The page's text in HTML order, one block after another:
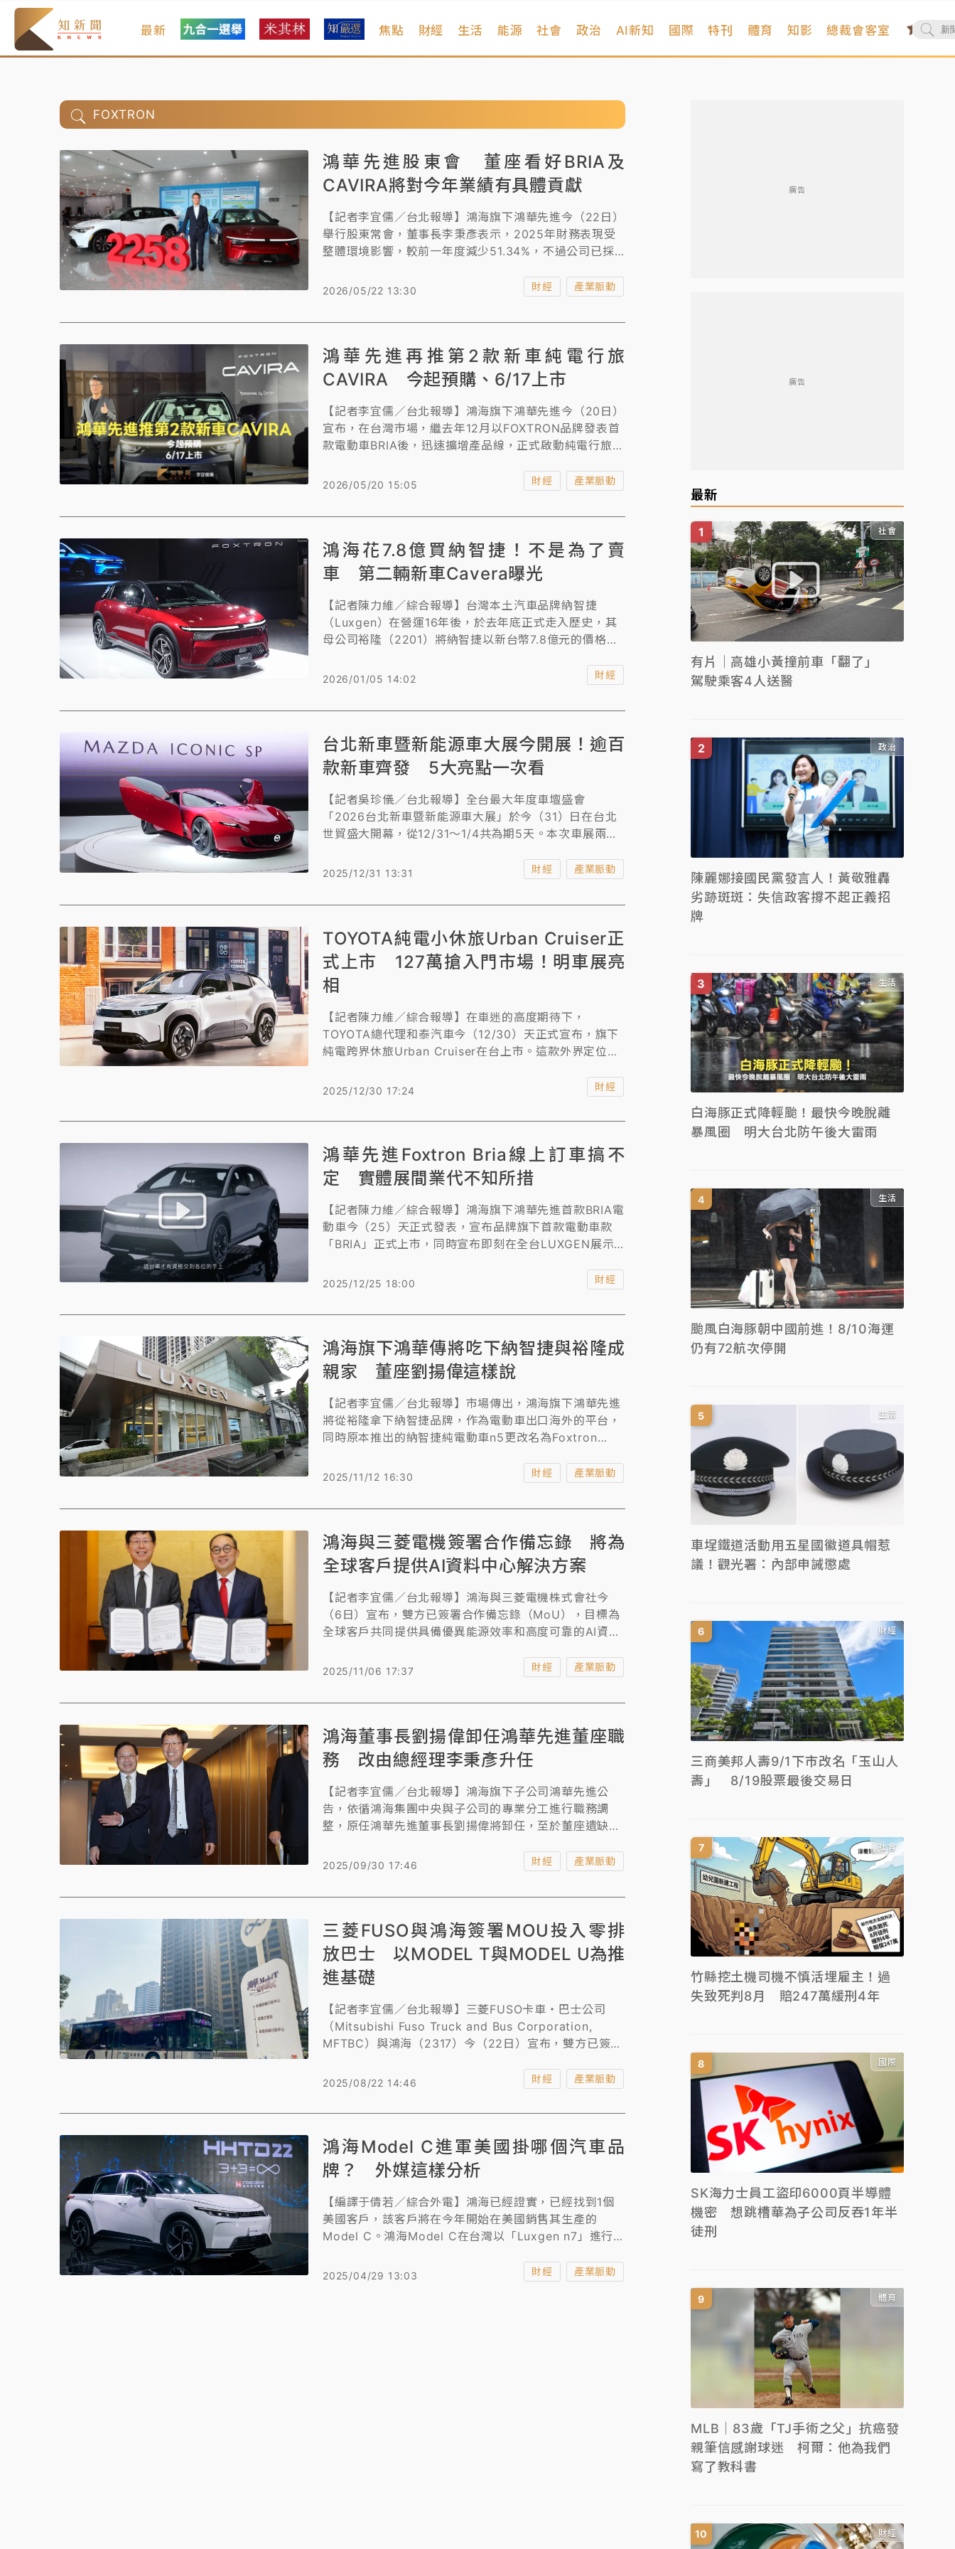
最新 焦點 財經 生活 能源 社會 政治 AI新知 國際 特刊 體育 知影 總裁會客室
FOXTRON
鴻華先進股東會 董座看好BRIA及
CAVIRA將對今年業績有具體貢獻
【記者李宜儒／台北報導】鴻海旗下鴻華先進今（22日）
舉行股東常會，董事長李秉彥表示，2025年財務表現受
整體環境影響，較前一年度減少51.34%，不過公司已採
付，將對公司營收形成助益。
2026/05/22 13:30 財經 產業脈動
鴻華先進再推第2款新車純電行旅
CAVIRA 今起預購、6/17上市
【記者李宜儒／台北報導】鴻海旗下鴻華先進今（20日）
宣布，在台灣市場，繼去年12月以FOXTRON品牌發表首
款電動車BRIA後，迅速擴增產品線，正式啟動純電行旅
費者可透過FOXTRON官網或全國18個展示中心進行預
2026/05/20 15:05 財經 產業脈動
鴻海花7.8億買納智捷！不是為了賣
車 第二輛新車Cavera曝光
【記者陳力維／綜合報導】台灣本土汽車品牌納智捷
（Luxgen）在營運16年後，於去年底正式走入歷史，其
母公司裕隆（2201）將納智捷以新台幣7.8億元的價格，
（Foxtron，2258）。外界指出，鴻海的這一策略「不是
Google推出Pixel手機的模式，旨在「展示一個完美的代
重大，是「一站式Show出造車能力與市場驗證」。
2026/01/05 14:02 財經
台北新車暨新能源車大展今開展！逾百
款新車齊發 5大亮點一次看
【記者吳珍儀／台北報導】全台最大年度車壇盛會
「2026台北新車暨新能源車大展」於今（31）日在台北
世貿盛大開幕，從12/31～1/4共為期5天。本次車展兩年
級汽機車品牌、超過100台新車重磅登場，希望聚焦政策
刺激民眾買氣。
2025/12/31 13:31 財經 產業脈動
TOYOTA純電小休旅Urban Cruiser正
式上市 127萬搶入門市場！明車展亮
相
【記者陳力維／綜合報導】在車迷的高度期待下，
TOYOTA總代理和泰汽車今（12/30）天正式宣布，旗下
純電跨界休旅Urban Cruiser在台上市。這款外界定位為
後的又一純電車款，以127萬元售價搶攻入門電動車市
2025/12/30 17:24 財經
鴻華先進Foxtron Bria線上訂車搞不
定 實體展間業代不知所措
【記者陳力維／綜合報導】鴻海旗下鴻華先進首款BRIA電
動車今（25）天正式發表，宣布品牌旗下首款電動車款
「BRIA」正式上市，同時宣布即刻在全台LUXGEN展示
線上訂車「沒搞定」，今天到實體展間賞車、訂車的人發
排？出現展間人員遲遲搞不清楚的窘境。
2025/12/25 18:00 財經
鴻海旗下鴻華傳將吃下納智捷與裕隆成
親家 董座劉揚偉這樣說
【記者李宜儒／台北報導】市場傳出，鴻海旗下鴻華先進
將從裕隆拿下納智捷品牌，作為電動車出口海外的平台，
同時原本推出的納智捷純電動車n5更改名為Foxtron
當的不錯，市場反應也非常好，如何把好的產品擴大銷售
都是一致的，所以朝這個方向去思考，他們最後可能會談
市場能夠持續擴大。
2025/11/12 16:30 財經 產業脈動
鴻海與三菱電機簽署合作備忘錄 將為
全球客戶提供AI資料中心解決方案
【記者李宜儒／台北報導】鴻海與三菱電機株式會社今
（6日）宣布，雙方已簽署合作備忘錄（MoU），目標為
全球客戶共同提供具備優異能源效率和高度可靠的AI資料
的專業知識和資源網絡，進行全面合作。這也是鴻海跟三
2025/11/06 17:37 財經 產業脈動
鴻海董事長劉揚偉卸任鴻華先進董座職
務 改由總經理李秉彥升任
【記者李宜儒／台北報導】鴻海旗下子公司鴻華先進公
告，依循鴻海集團中央與子公司的專業分工進行職務調
整，原任鴻華先進董事長劉揚偉將卸任，至於董座遺缺則
升任。
2025/09/30 17:46 財經 產業脈動
三菱FUSO與鴻海簽署MOU投入零排
放巴士 以MODEL T與MODEL U為推
進基礎
【記者李宜儒／台北報導】三菱FUSO卡車・巴士公司
（Mitsubishi Fuso Truck and Bus Corporation,
MFTBC）與鴻海（2317）今（22日）宣布，雙方已簽署
Emission Buses, ZEV）領域的戰略合作，加速日本商用
局。
2025/08/22 14:46 財經 產業脈動
鴻海Model C進軍美國掛哪個汽車品
牌？ 外媒這樣分析
【編譯于倩若／綜合外電】鴻海已經證實，已經找到1個
美國客戶，該客戶將在今年開始在美國銷售其生產的
Model C。鴻海Model C在台灣以「Luxgen n7」進行銷
2025/04/29 13:03 財經 產業脈動
廣告
廣告
最新
社會
有片｜高雄小黃撞前車「翻了」
駕駛乘客4人送醫
政治
陳麗娜接國民黨發言人！黃敬雅轟
劣跡斑斑：失信政客撐不起正義招
牌
生活
白海豚正式降輕颱！最快今晚脫離
暴風圈 明大台北防午後大雷雨
生活
颱風白海豚朝中國前進！8/10海運
仍有72航次停開
生活
車埕鐵道活動用五星國徽道具帽惹
議！觀光署：內部申誡懲處
財經
三商美邦人壽9/1下市改名「玉山人
壽」 8/19股票最後交易日
社會
竹縣挖土機司機不慎活埋雇主！過
失致死判8月 賠247萬緩刑4年
國際
SK海力士員工盜印6000頁半導體
機密 想跳槽華為子公司反吞1年半
徒刑
體育
MLB｜83歲「TJ手術之父」抗癌發
親筆信感謝球迷 柯爾：他為我們
寫了教科書
財經